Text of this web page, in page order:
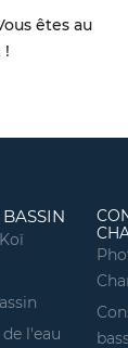
êtes au
!
l'eau